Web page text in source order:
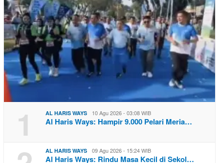
1 AL HARIS WAYS 10 Agu 2026 - 03:08 WIB
Al Haris Ways: Hampir 9.000 Pelari Meria…
AL HARIS WAYS 09 Agu 2026 - 15:24 WIB
Al Haris Ways: Rindu Masa Kecil di Sekol…